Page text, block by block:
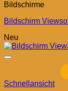
Bildschirme
Bildschirm
Neu
Schnellansicht